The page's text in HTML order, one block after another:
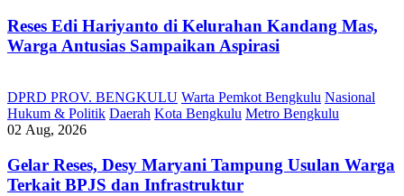
Reses Edi Hariyanto di Kelurahan Kandang Mas,
Warga Antusias Sampaikan Aspirasi
DPRD PROV. BENGKULU Warta Pemkot Bengkulu Nasional
Hukum & Politik Daerah Kota Bengkulu Metro Bengkulu
02 Aug, 2026
Gelar Reses, Desy Maryani Tampung Usulan Warga
Terkait BPJS dan Infrastruktur